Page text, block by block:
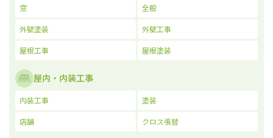
窓 全般
外壁塗装 外壁工事
屋根工事 屋根塗装
屋内・内装工事
内装工事 塗装
店舗 クロス張替